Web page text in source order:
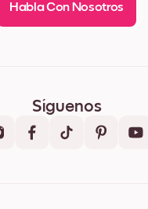
Habla Con Nosotros
Síguenos